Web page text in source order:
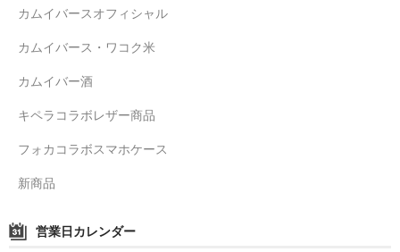
カムイバースオフィシャル
カムイバース・ワコク米
カムイバー酒
キペラコラボレザー商品
フォカコラボスマホケース
新商品
営業日カレンダー